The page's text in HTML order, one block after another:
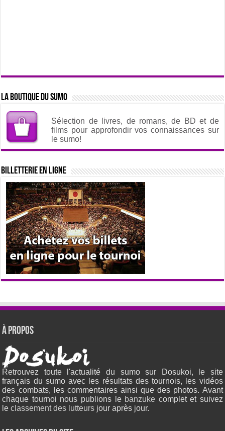
La boutique du sumo
Sélection de livres, de romans, de BD et de
films pour approfondir vos connaissances sur
le sumo!
Billetterie en ligne
À propos
Retrouvez toute l'actualité du sumo sur Dosukoi, le site
français du sumo avec les résultats des tournois, les vidéos
des combats, les commentaires ainsi que des photos. Avant
chaque tournoi nous publions le banzuke complet et suivez
leclassement des lutteurs jour après jour.